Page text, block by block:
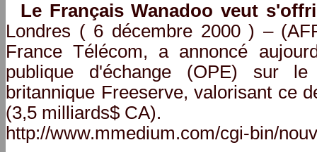
Le Français Wanadoo veut
Londres ( 6 décembre 2000 ) –
France Télécom, a annoncé
publique d'échange (OPE) sur le
britannique Freeserve, valorisant ce
(3,5 milliards$ CA).
http://www.mmedium.com/cgi-bin/